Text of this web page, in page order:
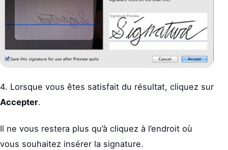
4. Lorsque vous êtes satisfait du résultat, cliquez sur
Accepter.
Il ne vous restera plus qu’à cliquez à l’endroit où
vous souhaitez insérer la signature.